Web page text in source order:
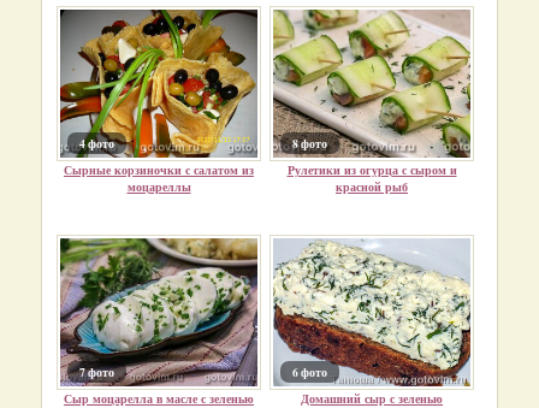
4 фото
Сырные корзиночки с салатом из
моцареллы
8 фото
Рулетики из огурца с сыром и
красной рыб
7 фото
Сыр моцарелла в масле с зеленью
6 фото
Домашний сыр с зеленью